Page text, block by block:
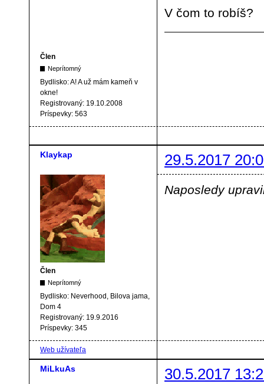
Člen
Neprítomný
Bydlisko:A! A už mám kameň v
okne!
Registrovaný: 19.10.2008
Príspevky: 563
V čom to robíš?
Klaykap 29.5.2017
Člen
Neprítomný
Bydlisko: Neverhood, Bilova jama,
Dom 4
Registrovaný: 19.9.2016
Príspevky: 345
Naposledy
Web užívateľa
MiLkuAs 30.5.2017